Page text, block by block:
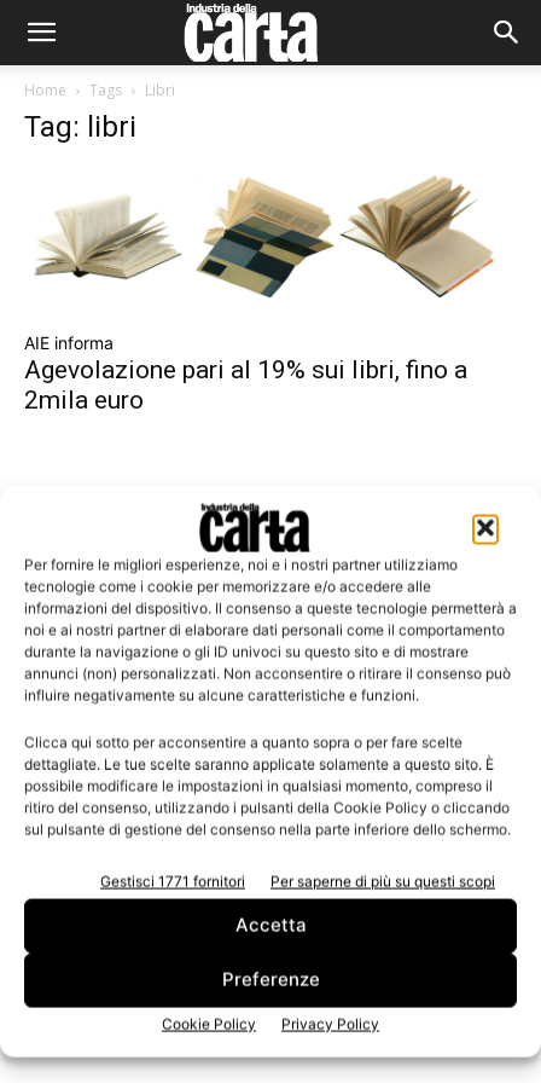
Per fornire le migliori esperienze, noi e i nostri partner utilizziamo
tecnologie come i cookie per memorizzare e/o accedere alle
informazioni del dispositivo. Il consenso a queste tecnologie permetterà a
noi e ai nostri partner di elaborare dati personali come il comportamento
durante la navigazione o gli ID univoci su questo sito e di mostrare
annunci (non) personalizzati. Non acconsentire o ritirare il consenso può
influire negativamente su alcune caratteristiche e funzioni.
Clicca qui sotto per acconsentire a quanto sopra o per fare scelte
dettagliate. Le tue scelte saranno applicate solamente a questo sito. È
possibile modificare le impostazioni in qualsiasi momento, compreso il
ritiro del consenso, utilizzando i pulsanti della Cookie Policy o cliccando
sul pulsante di gestione del consenso nella parte inferiore dello schermo.
Gestisci 1771 fornitori Per saperne di più su questi scopi
Accetta
Preferenze
Cookie Policy Privacy Policy
Home Tags Libri
Tag: libri
AIE informa
Agevolazione pari al 19% sui libri, fino a
2mila euro
n.3 - Giugno 2026 n.2 - Aprile 2026 n.1 - Marzo 2026
Edicola Web
Iscriviti alla newsletter